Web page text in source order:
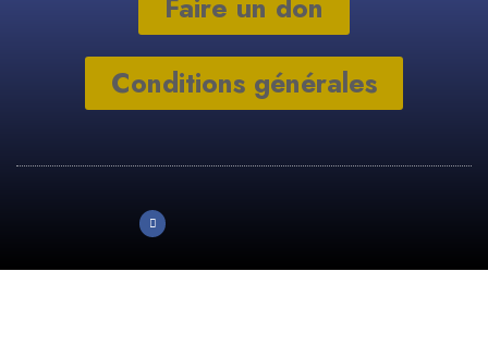
Faire un don
Conditions générales